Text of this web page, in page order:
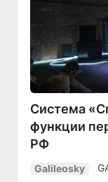
Система
функции
РФ
Galileosky